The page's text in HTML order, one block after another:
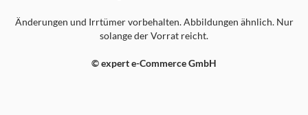
Änderungen und Irrtümer vorbehalten. Abbildungen ähnlich. Nur
solange der Vorrat reicht.
© expert e-Commerce GmbH